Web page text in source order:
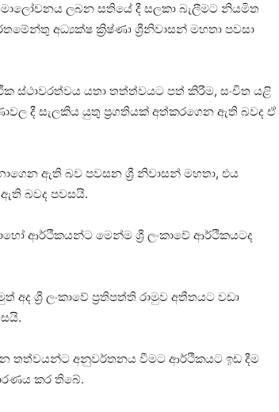
ලබන සතියේ දී සලකා බැලීමට නියමිත
අධ්‍යක්ෂ ක්‍රිෂ්ණා ශ්‍රීනිවාසන් මහතා පවසා
ස්ථාවරත්වය යතා තත්ත්වයට පත් කිරීම, සංචිත යළි
දී සැලකිය යුතු ප්‍රගතියක් අත්කරගෙන ඇති බවද ඒ
ඇති බව පවසන ශ්‍රී නිවාසන් මහතා, එය
බවද පවසයි.
ආර්ථිකයන්ට මෙන්ම ශ්‍රී ලංකාවේ ආර්ථිකයටද
ශ්‍රී ලංකාවේ ප්‍රතිපත්ති රාමුව අතීතයට වඩා
තත්වයන්ට අනුවර්තනය වීමට ආර්ථිකයට ඉඩ දීම
කර තිබේ.